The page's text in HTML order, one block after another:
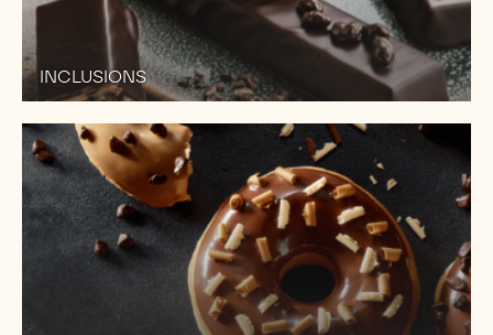
INCLUSIONS